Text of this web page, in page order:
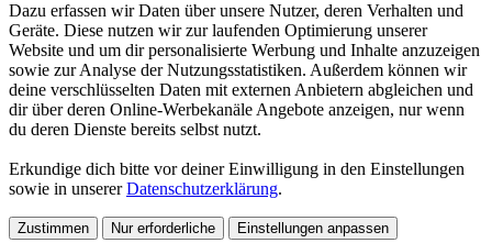
Dazu erfassen wir Daten über unsere Nutzer, deren Verhalten und
Geräte. Diese nutzen wir zur laufenden Optimierung unserer
Website und um dir personalisierte Werbung und Inhalte anzuzeigen
sowie zur Analyse der Nutzungsstatistiken. Außerdem können wir
deine verschlüsselten Daten mit externen Anbietern abgleichen und
dir über deren Online-Werbekanäle Angebote anzeigen, nur wenn
du deren Dienste bereits selbst nutzt.
Erkundige dich bitte vor deiner Einwilligung in den Einstellungen
sowie in unsererDatenschutzerklärung.
Zustimmen Nur erforderliche Einstellungen anpassen